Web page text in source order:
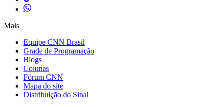
Mais
Equipe CNN Brasil
Grade de Programação
Blogs
Colunas
Fórum CNN
Mapa do site
Distribuição do Sinal